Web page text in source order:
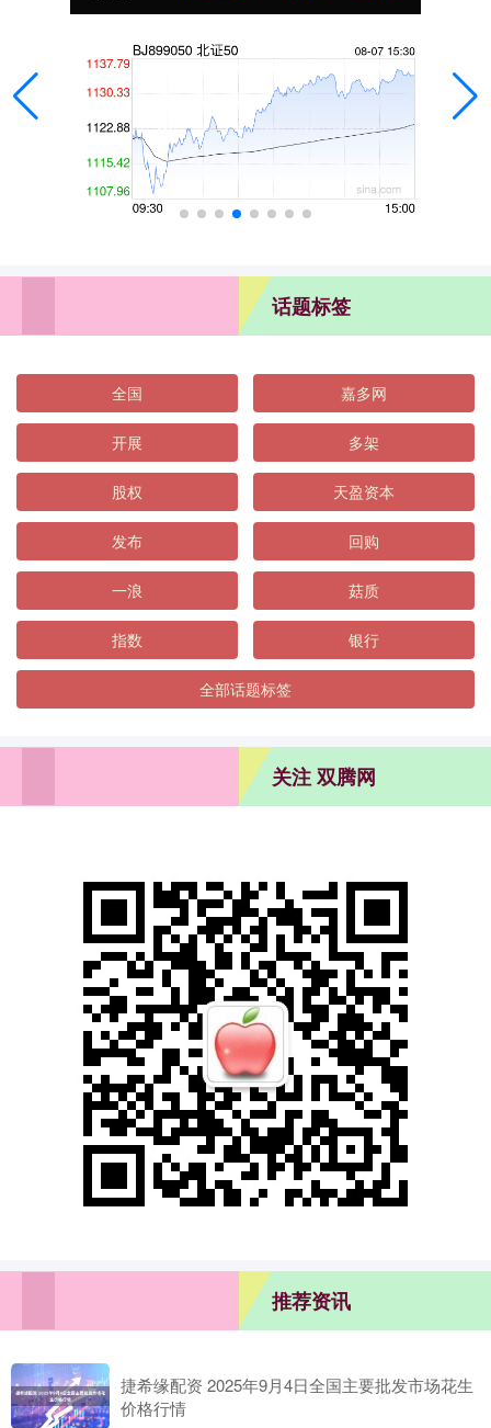
话题标签
全国 嘉多网
开展 多架
股权 天盈资本
发布 回购
一浪 菇质
指数 银行
全部话题标签
关注 双腾网
推荐资讯
捷希缘配资 2025年9月4日全国主要批发市场花生
价格行情